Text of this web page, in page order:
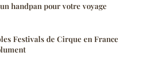
handpan pour votre voyage
Festivals de Cirque en France